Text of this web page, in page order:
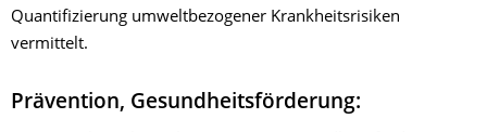
Quantifizierung umweltbezogener Krankheitsrisiken
vermittelt.
Prävention, Gesundheitsförderung: